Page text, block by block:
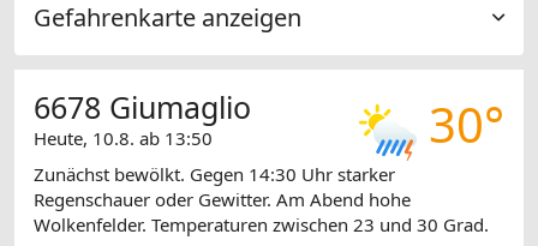
Gefahrenkarte anzeigen
30°
6678 Giumaglio
Heute, 10.8. ab 13:50
Zunächst bewölkt. Gegen 14:30 Uhr starker
Regenschauer oder Gewitter. Am Abend hohe
Wolkenfelder. Temperaturen zwischen 23 und 30 Grad.